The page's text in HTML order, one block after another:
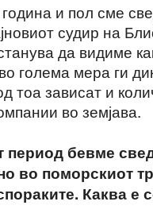
и пол сме
судир на
да видиме
голема мера ги
тоа зависат и
во земјава.
период бевме
во поморскиот
Каква е